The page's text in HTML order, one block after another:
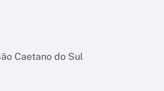
Caetano do Sul